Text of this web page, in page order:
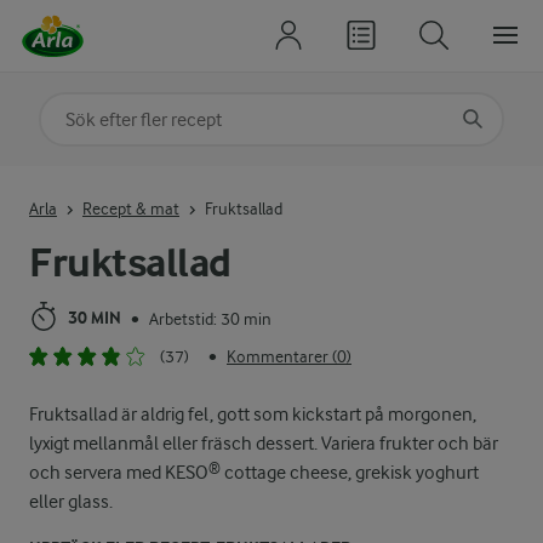
Fruktsallad
30 MIN • Arbetstid: 30 min
(37)
• Kommentarer (0)
Fruktsallad är aldrig fel, gott som kickstart på morgonen,
lyxigt mellanmål eller fräsch dessert. Variera frukter och bär
och servera med KESO® cottage cheese, grekisk yoghurt
eller glass.
Arla Recept & mat Fruktsallad
Sök på kategori eller ingrediens